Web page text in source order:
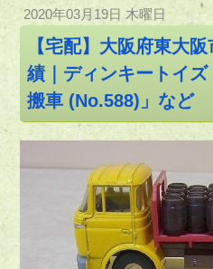
2020年03月19日 木曜日
【宅配】大阪府東大
績｜ディンキートイ
搬車 (No.588)」など